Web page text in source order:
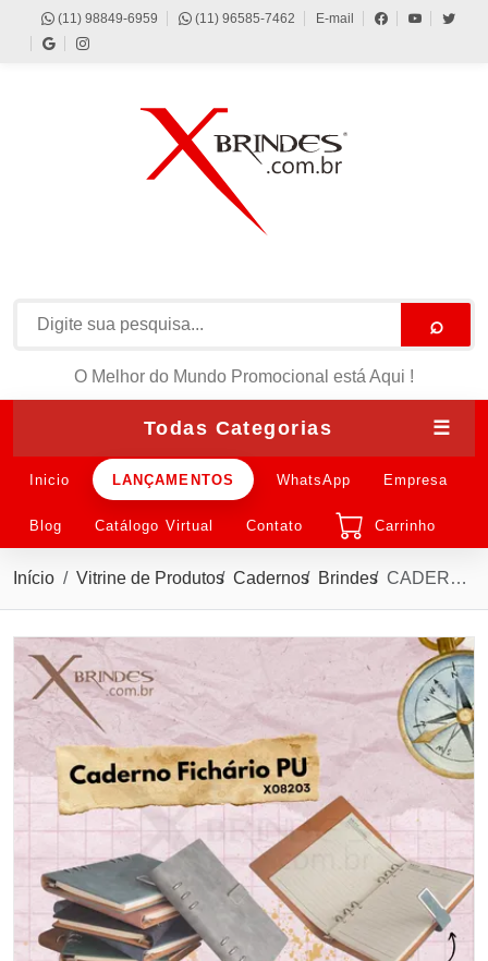
(11) 98849-6959 (11) 96585-7462 E-mail
⌕
O Melhor do Mundo Promocional está Aqui !
Todas Categorias ☰
Inicio LANÇAMENTOS WhatsApp Empresa
Blog Catálogo Virtual Contato Carrinho
Início Vitrine de Produtos Cadernos Brindes CADERNO FICHÁRIO PU A5, 119 FOLHAS PAUTADAS X08203